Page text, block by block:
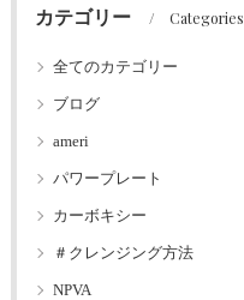
カテゴリー Categories
全てのカテゴリー
ブログ
ameri
パワープレート
カーボキシー
＃クレンジング方法
NPVA